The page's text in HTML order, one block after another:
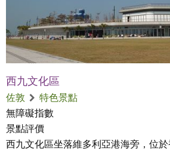
西九文化區
佐敦
特色景點
無障礙指數
景點評價
西九文化區坐落維多利亞港海旁，位